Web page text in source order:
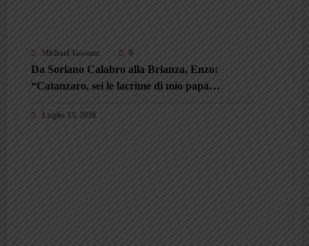
Michael Tassone 0
Da Soriano Calabro alla Brianza, Enzo:
“Catanzaro, sei le lacrime di mio papà
Luglio 15, 2026